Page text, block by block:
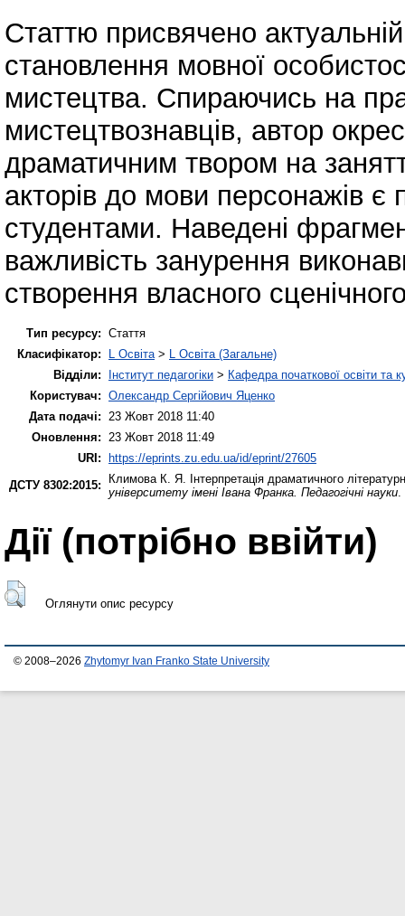
Статтю присвячено
становлення мовної
мистецтва. Спираючись на
мистецтвознавців, автор
драматичним твором на
акторів до мови персонажів
студентами. Наведені
важливість занурення
створення власного
Тип ресурсу: Стаття
Класифікатор:
L Освіта > L Освіта (Загальне)
Відділи:
Інститут педагогіки > Кафедра початкової освіти та
Користувач: Олександр Сергійович Яценко
Дата подачі:
23 Жовт 2018 11:40
Оновлення:
23 Жовт 2018 11:49
URI: https://eprints.zu.edu.ua/id/eprint/27605
ДСТУ 8302:2015:
Климова К. Я. Інтерпретація драматичного
університету імені Івана Франка. Педагогічні науки
Дії ​​(потрібно ввійти)
Оглянути опис ресурсу
© 2008–2026 Zhytomyr Ivan Franko State University